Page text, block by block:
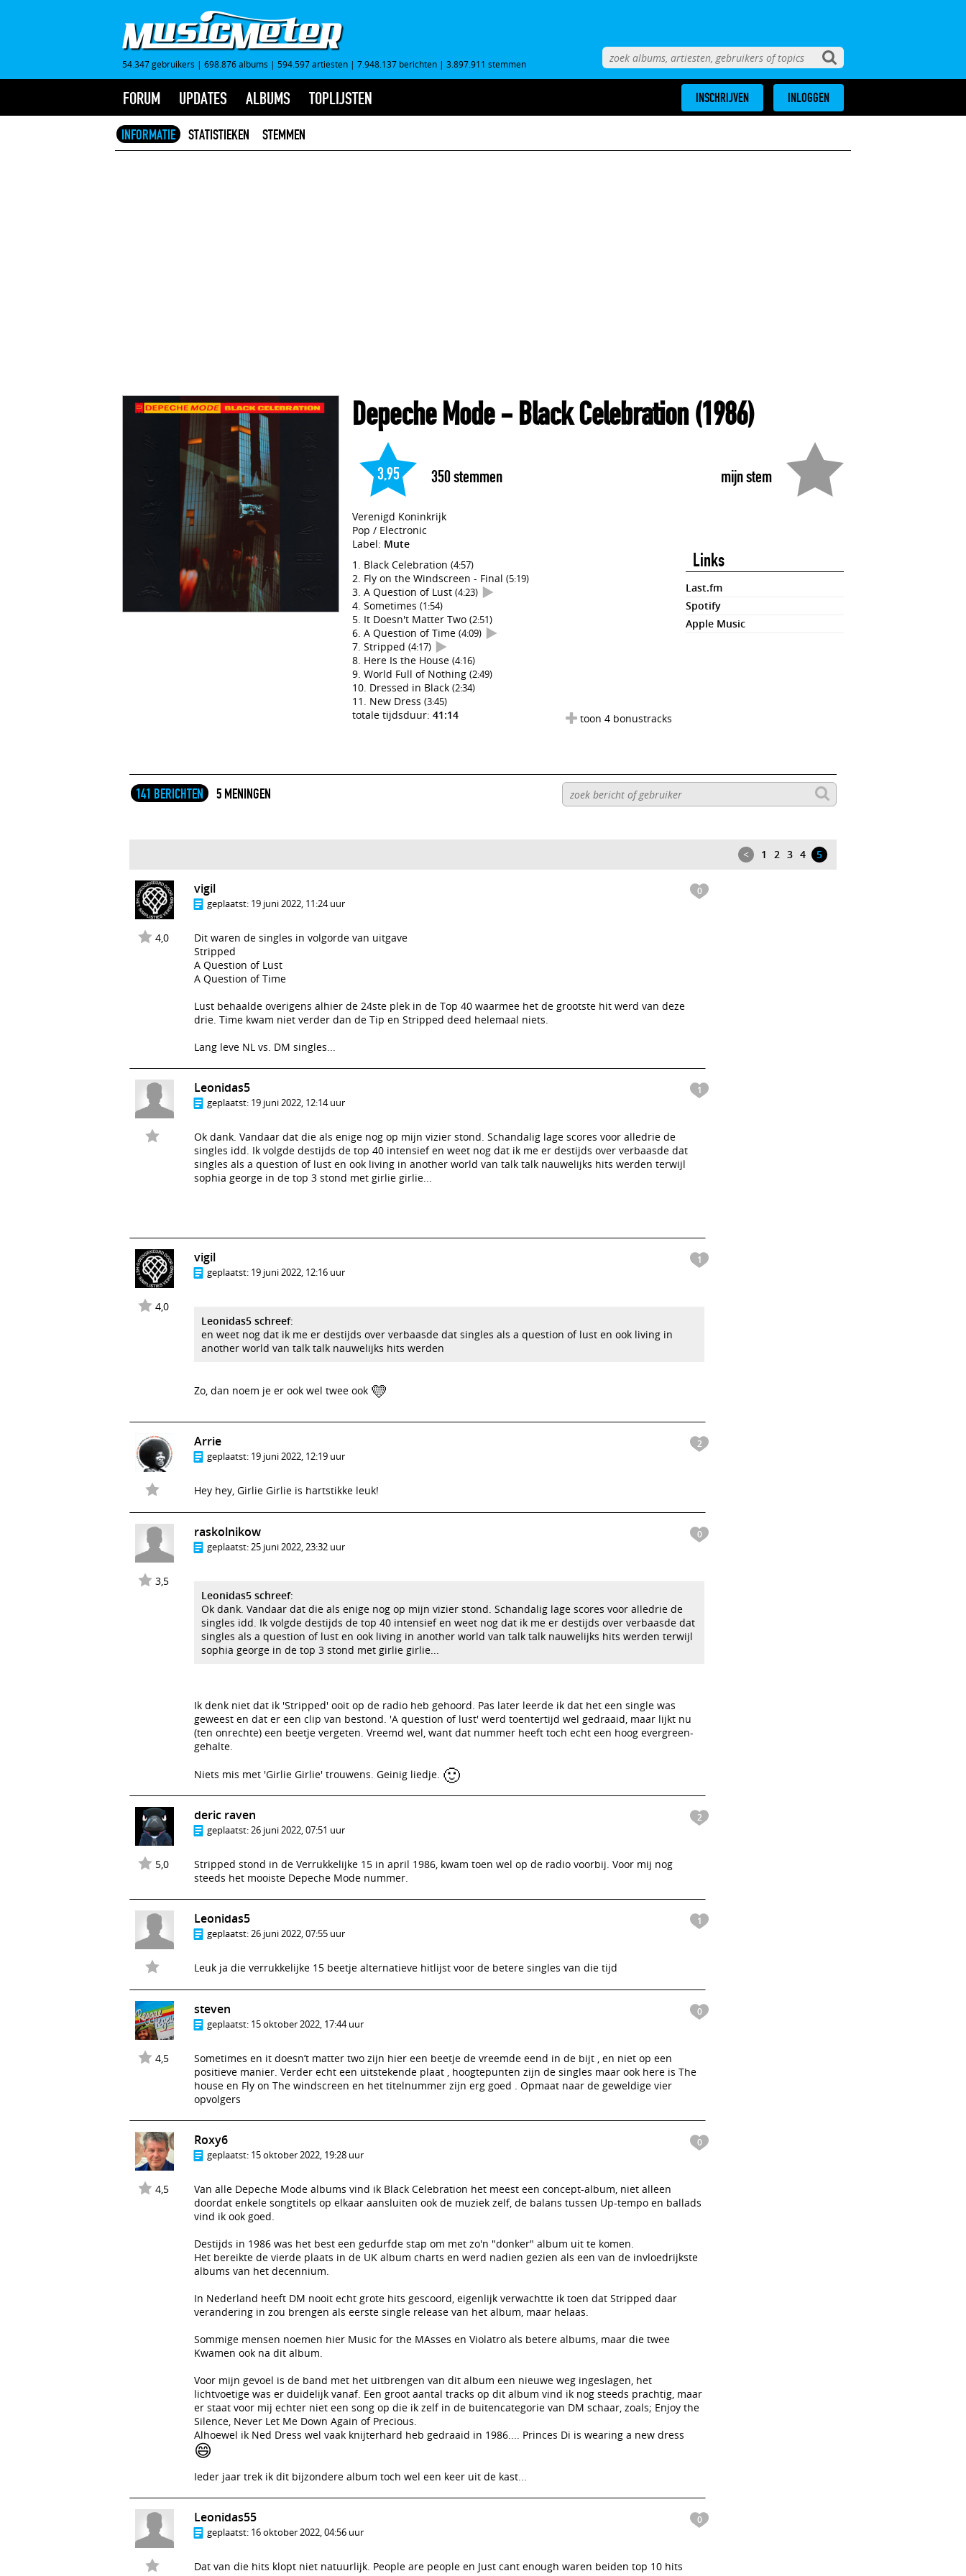
54.347 gebruikers | 698.876 albums | 594.597 artiesten | 7.948.137 berichten | 3.897.911 stemmen
FORUM UPDATES ALBUMS TOPLIJSTEN INSCHRIJVEN INLOGGEN
INFORMATIE STATISTIEKEN STEMMEN
Depeche Mode- Black Celebration(1986)
mijn stem
3,95 350stemmen
Verenigd Koninkrijk
Pop / Electronic
Label: Mute
Black Celebration (4:57)
Fly on the Windscreen - Final (5:19)
A Question of Lust (4:23)
Sometimes (1:54)
It Doesn't Matter Two (2:51)
A Question of Time (4:09)
Stripped (4:17)
Here Is the House (4:16)
World Full of Nothing (2:49)
Dressed in Black (2:34)
New Dress (3:45)
toon 4 bonustracks
totale tijdsduur: 41:14
Links
Last.fm
Spotify
Apple Music
141 BERICHTEN 5 MENINGEN
< 1 2 3 4 5
4,0
0
vigil
geplaatst: 19 juni 2022, 11:24 uur
Dit waren de singles in volgorde van uitgave
Stripped
A Question of Lust
A Question of Time
Lust behaalde overigens alhier de 24ste plek in de Top 40 waarmee het de grootste hit werd van deze
drie. Time kwam niet verder dan de Tip en Stripped deed helemaal niets.
Lang leve NL vs. DM singles...
1
Leonidas5
geplaatst: 19 juni 2022, 12:14 uur
Ok dank. Vandaar dat die als enige nog op mijn vizier stond. Schandalig lage scores voor alledrie de
singles idd. Ik volgde destijds de top 40 intensief en weet nog dat ik me er destijds over verbaasde dat
singles als a question of lust en ook living in another world van talk talk nauwelijks hits werden terwijl
sophia george in de top 3 stond met girlie girlie...
4,0
1
vigil
geplaatst: 19 juni 2022, 12:16 uur
Leonidas5 schreef:
en weet nog dat ik me er destijds over verbaasde dat singles als a question of lust en ook living in
another world van talk talk nauwelijks hits werden
Zo, dan noem je er ook wel twee ook 💛
2
Arrie
geplaatst: 19 juni 2022, 12:19 uur
Hey hey, Girlie Girlie is hartstikke leuk!
3,5
0
raskolnikow
geplaatst:25 juni 2022, 23:32 uur
Leonidas5 schreef:
Ok dank. Vandaar dat die als enige nog op mijn vizier stond. Schandalig lage scores voor alledrie de
singles idd. Ik volgde destijds de top 40 intensief en weet nog dat ik me er destijds over verbaasde dat
singles als a question of lust en ook living in another world van talk talk nauwelijks hits werden terwijl
sophia george in de top 3 stond met girlie girlie...
Ik denk niet dat ik 'Stripped' ooit op de radio heb gehoord. Pas later leerde ik dat het een single was
geweest en dat er een clip van bestond. 'A question of lust' werd toentertijd wel gedraaid, maar lijkt nu
(ten onrechte) een beetje vergeten. Vreemd wel, want dat nummer heeft toch echt een hoog evergreen-
gehalte.
Niets mis met 'Girlie Girlie' trouwens. Geinig liedje. 🙂
5,0
2
deric raven
geplaatst:26 juni 2022, 07:51 uur
Stripped stond in de Verrukkelijke 15 in april 1986, kwam toen wel op de radio voorbij. Voor mij nog
steeds het mooiste Depeche Mode nummer.
1
Leonidas5
geplaatst:26 juni 2022, 07:55 uur
Leuk ja die verrukkelijke 15 beetje alternatieve hitlijst voor de betere singles van die tijd
4,5
0
steven
geplaatst: 15 oktober 2022, 17:44 uur
Sometimes en it doesn’t matter two zijn hier een beetje de vreemde eend in de bijt , en niet op een
positieve manier. Verder echt een uitstekende plaat , hoogtepunten zijn de singles maar ook here is The
house en Fly on The windscreen en het titelnummer zijn erg goed . Opmaat naar de geweldige vier
opvolgers
4,5
0
Roxy6
geplaatst: 15 oktober 2022, 19:28 uur
Van alle Depeche Mode albums vind ik Black Celebration het meest een concept-album, niet alleen
doordat enkele songtitels op elkaar aansluiten ook de muziek zelf, de balans tussen Up-tempo en ballads
vind ik ook goed.
Destijds in 1986 was het best een gedurfde stap om met zo'n "donker" album uit te komen.
Het bereikte de vierde plaats in de UK album charts en werd nadien gezien als een van de invloedrijkste
albums van het decennium.
In Nederland heeft DM nooit echt grote hits gescoord, eigenlijk verwachtte ik toen dat Stripped daar
verandering in zou brengen als eerste single release van het album, maar helaas.
Sommige mensen noemen hier Music for the MAsses en Violatro als betere albums, maar die twee
Kwamen ook na dit album.
Voor mijn gevoel is de band met het uitbrengen van dit album een nieuwe weg ingeslagen, het
lichtvoetige was er duidelijk vanaf. Een groot aantal tracks op dit album vind ik nog steeds prachtig, maar
er staat voor mij echter niet een song op die ik zelf in de buitencategorie van DM schaar, zoals; Enjoy the
Silence, Never Let Me Down Again of Precious.
Alhoewel ik Ned Dress wel vaak knijterhard heb gedraaid in 1986.... Princes Di is wearing a new dress
😄
Ieder jaar trek ik dit bijzondere album toch wel een keer uit de kast...
0
Leonidas55
geplaatst: 16 oktober 2022, 04:56 uur
Dat van die hits klopt niet natuurlijk. People are people en Just cant enough waren beiden top 10 hits